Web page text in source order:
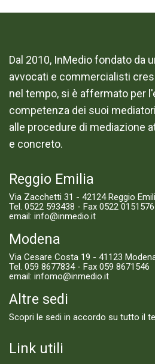
Dal 2010, InMedio fondato da
avvocati e commercialisti
nel tempo, si è affermato per
competenza dei suoi
alle procedure di mediazione
e concreto.
Reggio Emilia
Via Zacchetti 31 - 42124 Reggio
Tel. 0522 593438 - Fax 0522 0151576
email: info@inmedio.it
Modena
Via Cesare Costa 19 - 41123
Tel. 059 8677834- Fax 059 8671546
email: infomo@inmedio.it
Altre sedi
Scopri le sedi in accordo su tutto il
Link utili